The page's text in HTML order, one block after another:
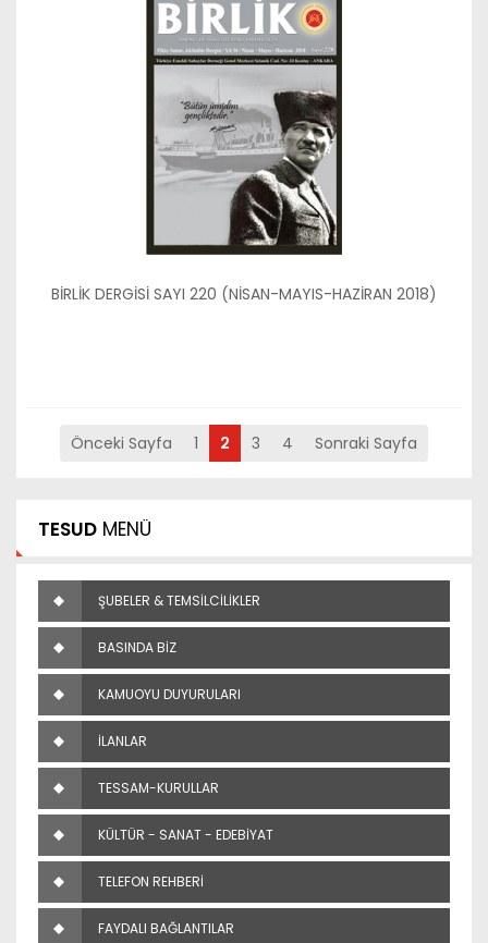
BİRLİK DERGİSİ SAYI 220 (NİSAN-MAYIS-HAZİRAN 2018)
Önceki Sayfa 1 2 3 4 Sonraki Sayfa
TESUD MENÜ
ŞUBELER & TEMSİLCİLİKLER
BASINDA BİZ
KAMUOYU DUYURULARI
İLANLAR
TESSAM-KURULLAR
KÜLTÜR - SANAT - EDEBİYAT
TELEFON REHBERİ
FAYDALI BAĞLANTILAR